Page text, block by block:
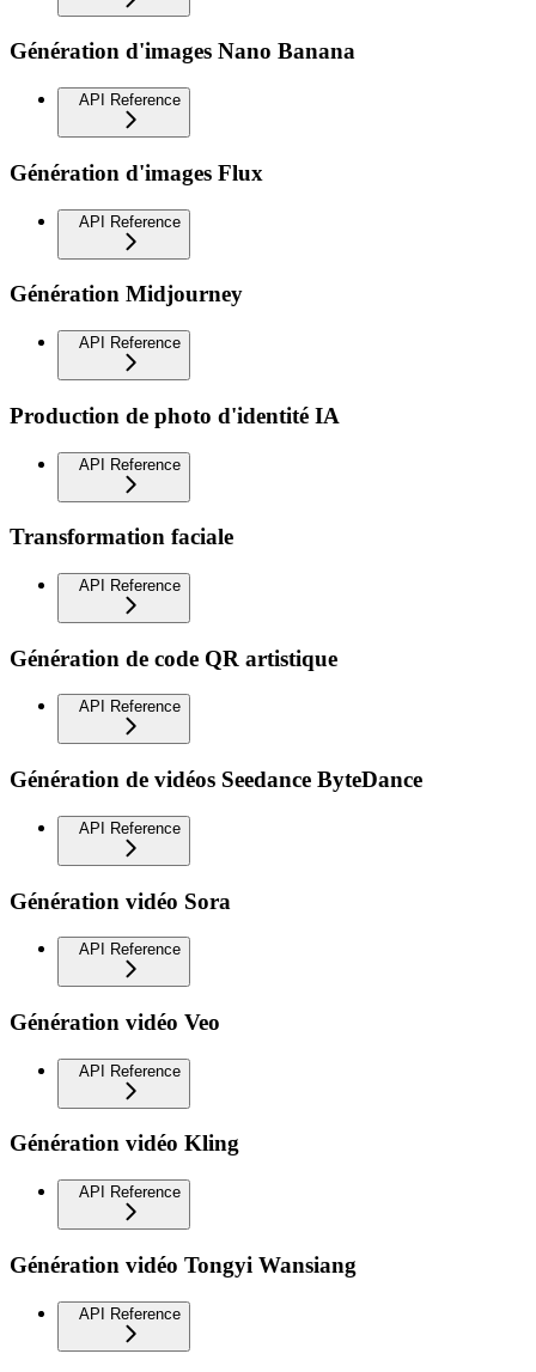
Génération d'images Nano Banana
API Reference
Génération d'images Flux
API Reference
Génération Midjourney
API Reference
Production de photo d'identité IA
API Reference
Transformation faciale
API Reference
Génération de code QR artistique
API Reference
Génération de vidéos Seedance ByteDance
API Reference
Génération vidéo Sora
API Reference
Génération vidéo Veo
API Reference
Génération vidéo Kling
API Reference
Génération vidéo Tongyi Wansiang
API Reference